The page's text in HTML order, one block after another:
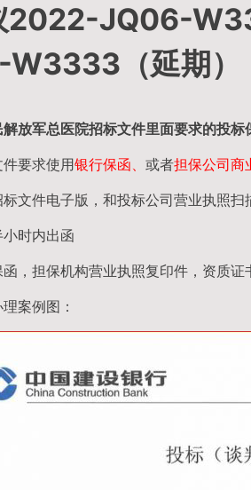
2022-JQ06-
（延期）
解放军总医院招标文件里面要求的投标
要求使用银行保函、 或者担保公司商
标文件电子版，和投标公司营业执照扫
小时内出函
，担保机构营业执照复印件，资质
案例图：